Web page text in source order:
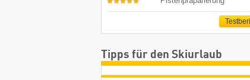
Tipps für den Skiurlaub